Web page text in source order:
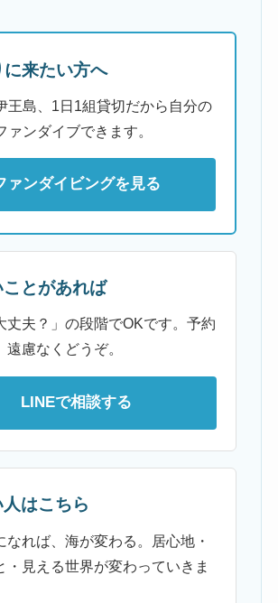
に来たい方へ
王島、1日1組貸切だから自分の
ァンダイブできます。
ァンダイビングを見る
ことがあれば
丈夫？」の段階でOKです。予約
遠慮なくどうぞ。
LINEで相談する
はこちら
なれば、海が変わる。居心地・
・見える世界が変わっていきま